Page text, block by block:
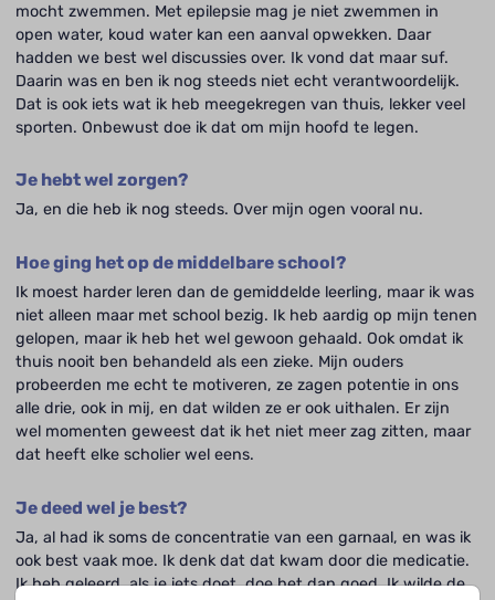
mocht zwemmen. Met epilepsie mag je niet zwemmen in
open water, koud water kan een aanval opwekken. Daar
hadden we best wel discussies over. Ik vond dat maar suf.
Daarin was en ben ik nog steeds niet echt verantwoordelijk.
Dat is ook iets wat ik heb meegekregen van thuis, lekker veel
sporten. Onbewust doe ik dat om mijn hoofd te legen.
Je hebt wel zorgen?
Ja, en die heb ik nog steeds. Over mijn ogen vooral nu.
Hoe ging het op de middelbare school?
Ik moest harder leren dan de gemiddelde leerling, maar ik was
niet alleen maar met school bezig. Ik heb aardig op mijn tenen
gelopen, maar ik heb het wel gewoon gehaald. Ook omdat ik
thuis nooit ben behandeld als een zieke. Mijn ouders
probeerden me echt te motiveren, ze zagen potentie in ons
alle drie, ook in mij, en dat wilden ze er ook uithalen. Er zijn
wel momenten geweest dat ik het niet meer zag zitten, maar
dat heeft elke scholier wel eens.
Je deed wel je best?
Ja, al had ik soms de concentratie van een garnaal, en was ik
ook best vaak moe. Ik denk dat dat kwam door die medicatie.
Ik heb geleerd, als je iets doet, doe het dan goed. Ik wilde de